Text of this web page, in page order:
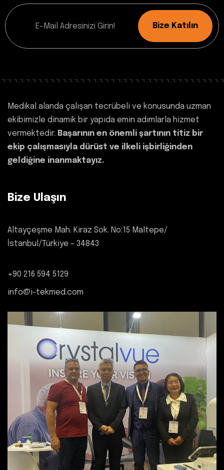
Bize Katılın
Medikal alanda çalışan tecrübeli ve konusunda uzman
ekibimizle dinamik bir yapıda emin adımlarla hizmet
vermektedir. Başarının en önemli şartının titiz bir
ekip çalışmasıyla dürüst ve ilkeli işbirliğinden
geldiğine inanmaktayız.
Bize Ulaşın
Altayçeşme Mah. Kiraz Sok. No:15 Maltepe/
İstanbul/Türkiye – 34843
+90 216 594 5129
info@i-tekmed.com